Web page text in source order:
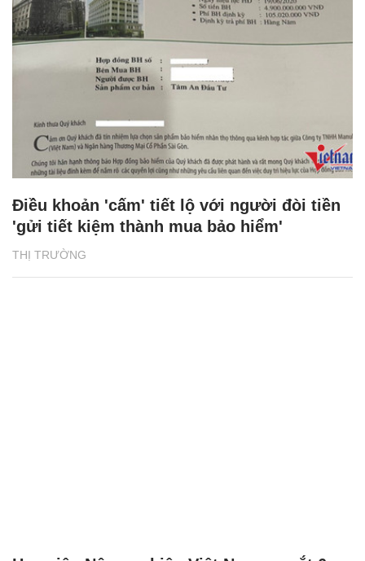
THỊ TRƯỜNG
Điều khoản 'cấm' tiết lộ với người đòi tiền
'gửi tiết kiệm thành mua bảo hiểm'